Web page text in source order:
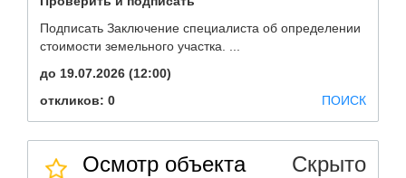
Подписать Заключение специалиста об определении
стоимости земельного участка. ...
до 19.07.2026 (12:00)
откликов: 0
ПОИСК
Осмотр объекта
Скрыто